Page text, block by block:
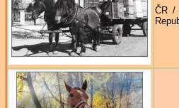
ČR /